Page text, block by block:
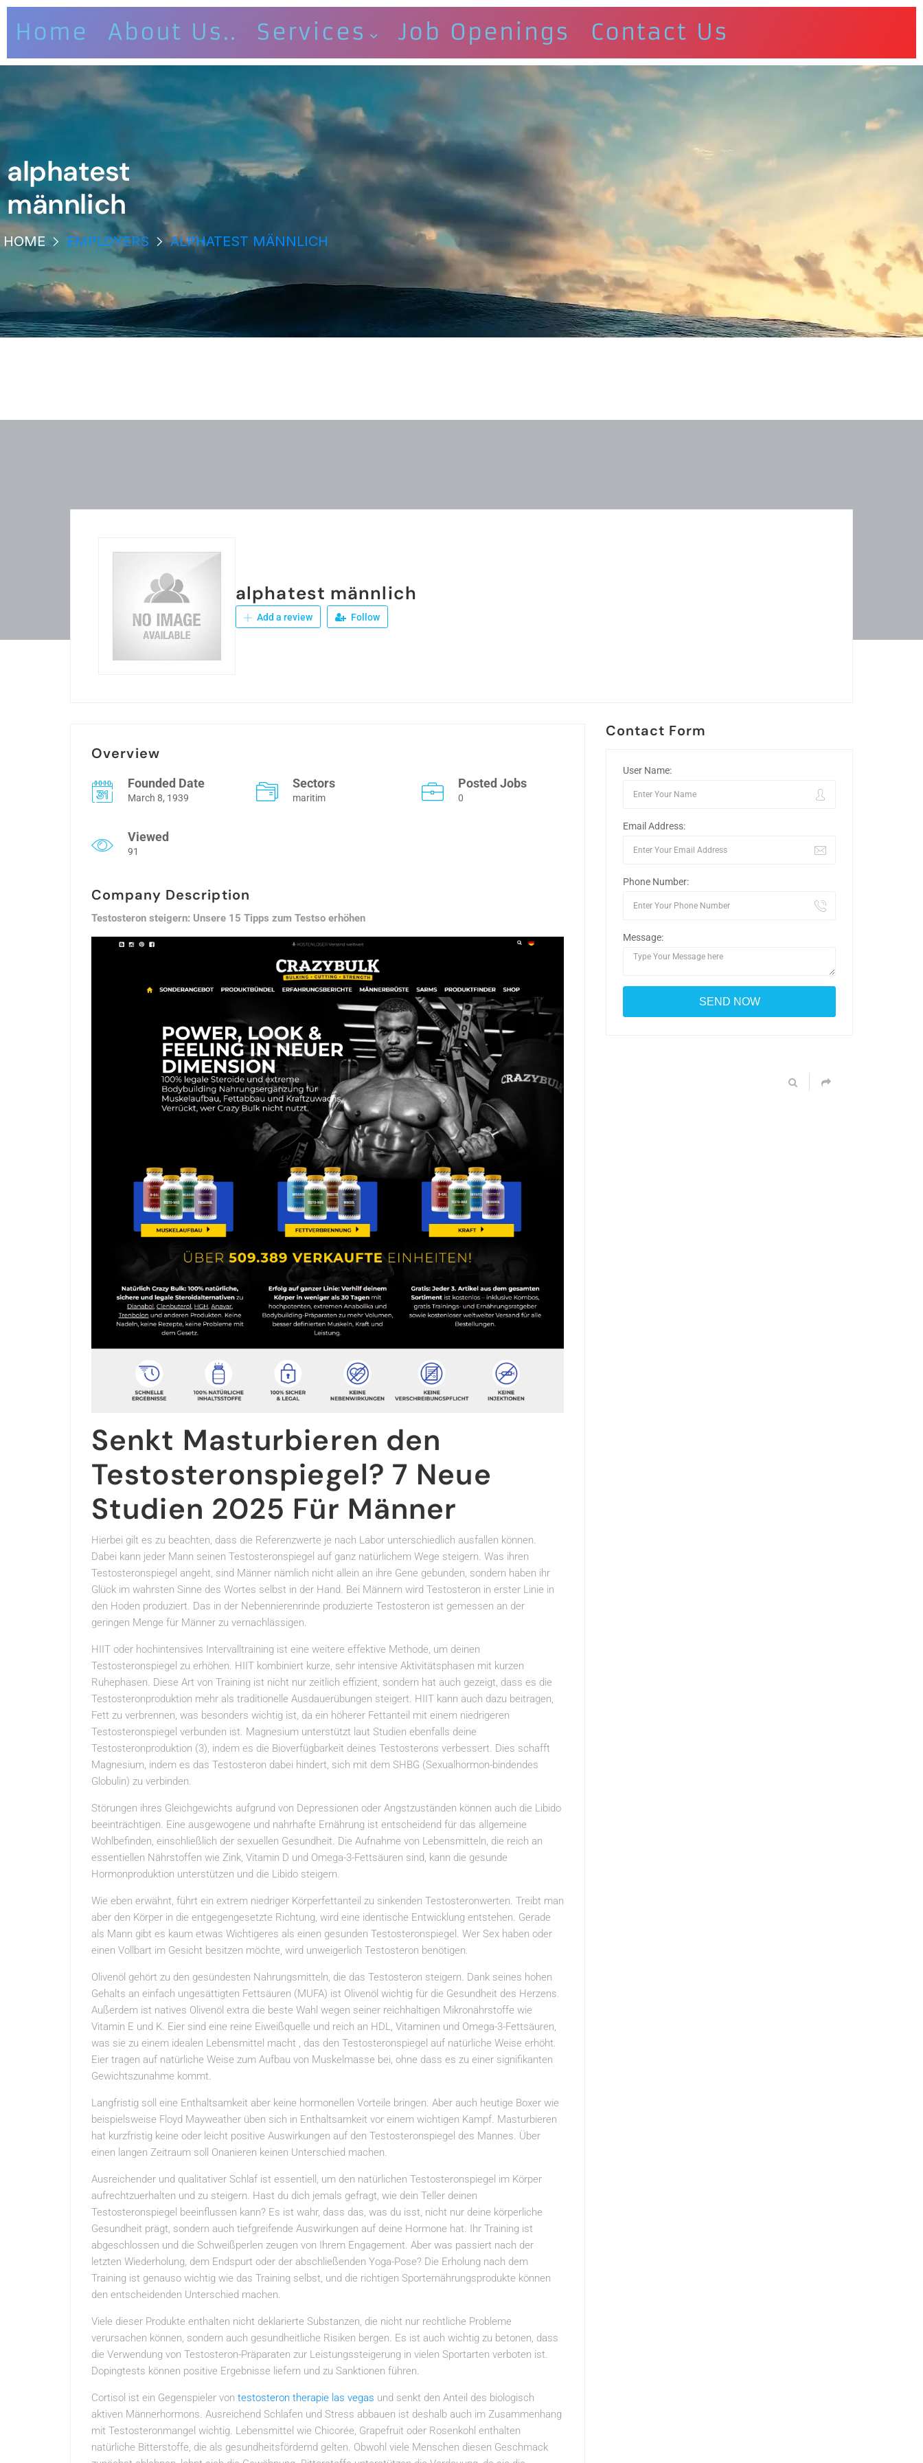
Home About Us.. Services Job Openings Contact Us
alphatest
männlich
HOME EMPLOYERS ALPHATEST MÄNNLICH
alphatest männlich
Add a review Follow
Overview
Founded Date
March 8, 1939
Sectors
maritim
Posted Jobs
0
Viewed
91
Company Description
Testosteron steigern: Unsere 15 Tipps zum Testso erhöhen
Senkt Masturbieren den
Testosteronspiegel? 7 Neue
Studien 2025 Für Männer
Hierbei gilt es zu beachten, dass die Referenzwerte je nach Labor unterschiedlich ausfallen können.
Dabei kann jeder Mann seinen Testosteronspiegel auf ganz natürlichem Wege steigern. Was ihren
Testosteronspiegel angeht, sind Männer nämlich nicht allein an ihre Gene gebunden, sondern haben ihr
Glück im wahrsten Sinne des Wortes selbst in der Hand. Bei Männern wird Testosteron in erster Linie in
den Hoden produziert. Das in der Nebennierenrinde produzierte Testosteron ist gemessen an der
geringen Menge für Männer zu vernachlässigen.
HIIT oder hochintensives Intervalltraining ist eine weitere effektive Methode, um deinen
Testosteronspiegel zu erhöhen. HIIT kombiniert kurze, sehr intensive Aktivitätsphasen mit kurzen
Ruhephasen. Diese Art von Training ist nicht nur zeitlich effizient, sondern hat auch gezeigt, dass es die
Testosteronproduktion mehr als traditionelle Ausdauerübungen steigert. HIIT kann auch dazu beitragen,
Fett zu verbrennen, was besonders wichtig ist, da ein höherer Fettanteil mit einem niedrigeren
Testosteronspiegel verbunden ist. Magnesium unterstützt laut Studien ebenfalls deine
Testosteronproduktion (3), indem es die Bioverfügbarkeit deines Testosterons verbessert. Dies schafft
Magnesium, indem es das Testosteron dabei hindert, sich mit dem SHBG (Sexualhormon-bindendes
Globulin) zu verbinden.
Störungen ihres Gleichgewichts aufgrund von Depressionen oder Angstzuständen können auch die Libido
beeinträchtigen. Eine ausgewogene und nahrhafte Ernährung ist entscheidend für das allgemeine
Wohlbefinden, einschließlich der sexuellen Gesundheit. Die Aufnahme von Lebensmitteln, die reich an
essentiellen Nährstoffen wie Zink, Vitamin D und Omega-3-Fettsäuren sind, kann die gesunde
Hormonproduktion unterstützen und die Libido steigern.
Wie eben erwähnt, führt ein extrem niedriger Körperfettanteil zu sinkenden Testosteronwerten. Treibt man
aber den Körper in die entgegengesetzte Richtung, wird eine identische Entwicklung entstehen. Gerade
als Mann gibt es kaum etwas Wichtigeres als einen gesunden Testosteronspiegel. Wer Sex haben oder
einen Vollbart im Gesicht besitzen möchte, wird unweigerlich Testosteron benötigen.
Olivenöl gehört zu den gesündesten Nahrungsmitteln, die das Testosteron steigern. Dank seines hohen
Gehalts an einfach ungesättigten Fettsäuren (MUFA) ist Olivenöl wichtig für die Gesundheit des Herzens.
Außerdem ist natives Olivenöl extra die beste Wahl wegen seiner reichhaltigen Mikronährstoffe wie
Vitamin E und K. Eier sind eine reine Eiweißquelle und reich an HDL, Vitaminen und Omega-3-Fettsäuren,
was sie zu einem idealen Lebensmittel macht , das den Testosteronspiegel auf natürliche Weise erhöht.
Eier tragen auf natürliche Weise zum Aufbau von Muskelmasse bei, ohne dass es zu einer signifikanten
Gewichtszunahme kommt.
Langfristig soll eine Enthaltsamkeit aber keine hormonellen Vorteile bringen. Aber auch heutige Boxer wie
beispielsweise Floyd Mayweather üben sich in Enthaltsamkeit vor einem wichtigen Kampf. Masturbieren
hat kurzfristig keine oder leicht positive Auswirkungen auf den Testosteronspiegel des Mannes. Über
einen langen Zeitraum soll Onanieren keinen Unterschied machen.
Ausreichender und qualitativer Schlaf ist essentiell, um den natürlichen Testosteronspiegel im Körper
aufrechtzuerhalten und zu steigern. Hast du dich jemals gefragt, wie dein Teller deinen
Testosteronspiegel beeinflussen kann? Es ist wahr, dass das, was du isst, nicht nur deine körperliche
Gesundheit prägt, sondern auch tiefgreifende Auswirkungen auf deine Hormone hat. Ihr Training ist
abgeschlossen und die Schweißperlen zeugen von Ihrem Engagement. Aber was passiert nach der
letzten Wiederholung, dem Endspurt oder der abschließenden Yoga-Pose? Die Erholung nach dem
Training ist genauso wichtig wie das Training selbst, und die richtigen Sporternährungsprodukte können
den entscheidenden Unterschied machen.
Viele dieser Produkte enthalten nicht deklarierte Substanzen, die nicht nur rechtliche Probleme
verursachen können, sondern auch gesundheitliche Risiken bergen. Es ist auch wichtig zu betonen, dass
die Verwendung von Testosteron-Präparaten zur Leistungssteigerung in vielen Sportarten verboten ist.
Dopingtests können positive Ergebnisse liefern und zu Sanktionen führen.
Cortisol ist ein Gegenspieler von testosteron therapie las vegas und senkt den Anteil des biologisch
aktiven Männerhormons. Ausreichend Schlafen und Stress abbauen ist deshalb auch im Zusammenhang
mit Testosteronmangel wichtig. Lebensmittel wie Chicorée, Grapefruit oder Rosenkohl enthalten
natürliche Bitterstoffe, die als gesundheitsfördernd gelten. Obwohl viele Menschen diesen Geschmack
Contact Form
User Name:
Email Address:
Phone Number:
Message: